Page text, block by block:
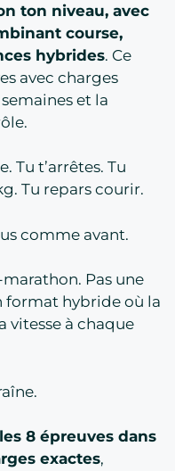
ton niveau, avec
course,
hybrides. Ce
avec charges
et la
Tu t’arrêtes. Tu
Tu repars courir.
comme avant.
marathon. Pas une
format hybride où la
vitesse à chaque
les 8 épreuves dans
exactes,